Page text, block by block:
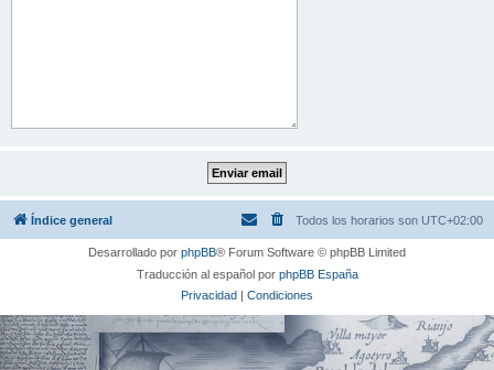
Índice general Todos los horarios son UTC+02:00
Desarrollado por phpBB® Forum Software © phpBB Limited
Traducción al español por phpBB España
Privacidad | Condiciones